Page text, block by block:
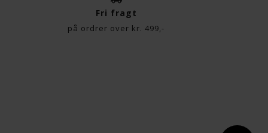
Fri fragt
på ordrer over kr. 499,-